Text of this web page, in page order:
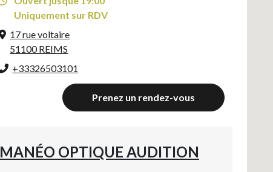
Uniquement sur RDV
17 rue voltaire
51100 REIMS
+33326503101
Prenez un rendez-vous
MANÉO OPTIQUE AUDITION